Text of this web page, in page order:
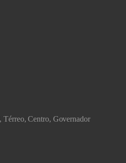
Térreo, Centro, Governador